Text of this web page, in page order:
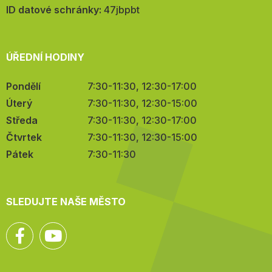
mail:
ID datové schránky: 47jbpbt
ÚŘEDNÍ HODINY
Pondělí
7:30-11:30, 12:30-17:00
Úterý
7:30-11:30, 12:30-15:00
Středa
7:30-11:30, 12:30-17:00
Čtvrtek
7:30-11:30, 12:30-15:00
Pátek
7:30-11:30
SLEDUJTE NAŠE MĚSTO
Facebook